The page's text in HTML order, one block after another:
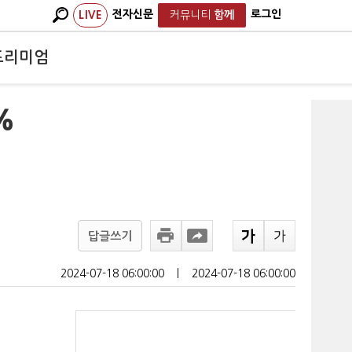
LIVE 전자신문 커뮤니티 함께 로그인
리미엄
답글쓰기
2024-07-18 06:00:00 2024-07-18 06:00:00